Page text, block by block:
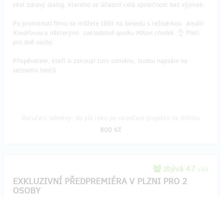
vést zdravý dialog, kterého se účastní celá společnost bez výjimek.
Po promítnutí filmu se můžete těšit na besedu s režisérkou Amálií
Kovářovou a některými zakladateli spolku Milion chvilek. 👌 Platí
pro dvě osoby.
Přispěvatele, kteří si zakoupí tuto odměnu, budou napsáni na
seznamu hostů.
800 Kč
zbývá 47 z 54
EXKLUZIVNÍ PŘEDPREMIÉRA V PLZNI PRO 2
OSOBY